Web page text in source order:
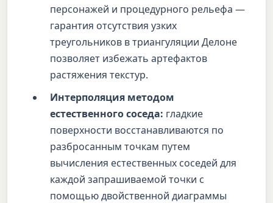
персонажей и процедурного рельефа —
гарантия отсутствия узких
треугольников в триангуляции Делоне
позволяет избежать артефактов
растяжения текстур.
Интерполяция методом
естественного соседа: гладкие
поверхности восстанавливаются по
разбросанным точкам путем
вычисления естественных соседей для
каждой запрашиваемой точки с
помощью двойственной диаграммы